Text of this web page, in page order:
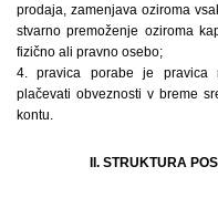
prodaja, zamenjava oziroma
stvarno premoženje oziroma
fizično ali pravno osebo;
4. pravica porabe je pravica
plačevati obveznosti v breme
kontu.
II. STRUKTURA